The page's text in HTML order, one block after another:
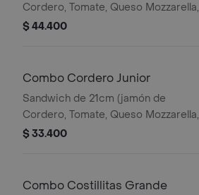
Cordero, Tomate, Queso Mozzarella,
Lechuga y Salsa de Ajo) Papa
$ 44.400
Combo Cordero Junior
Sandwich de 21cm (jamón de
Cordero, Tomate, Queso Mozzarella,
Lechuga y Salsa de Ajo) Papa
$ 33.400
Combo Costillitas Grande